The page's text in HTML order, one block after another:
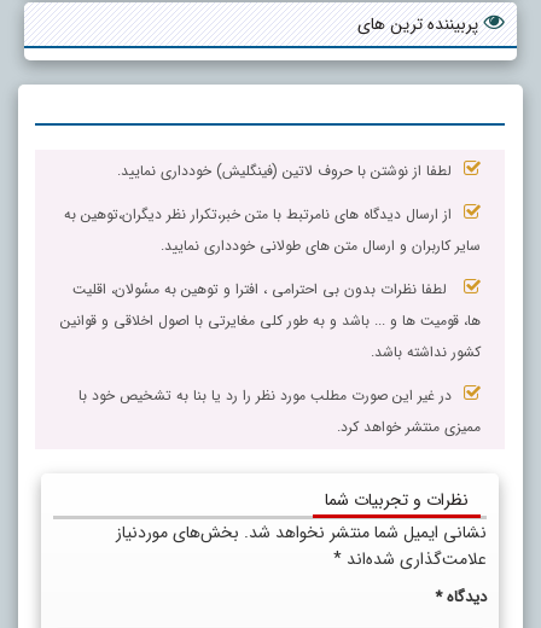
پربیننده ترین های
لطفا از نوشتن با حروف لاتین (فینگلیش) خودداری نمایید.
از ارسال دیدگاه های نامرتبط با متن خبر،تکرار نظر دیگران،توهین به
سایر کاربران و ارسال متن های طولانی خودداری نمایید.
لطفا نظرات بدون بی احترامی ، افترا و توهین به مسٔولان، اقلیت
ها، قومیت ها و ... باشد و به طور کلی مغایرتی با اصول اخلاقی و قوانین
کشور نداشته باشد.
در غیر این صورت مطلب مورد نظر را رد یا بنا به تشخیص خود با
ممیزی منتشر خواهد کرد.
نظرات و تجربیات شما
نشانی ایمیل شما منتشر نخواهد شد. بخش‌های موردنیاز
علامت‌گذاری شده‌اند *
دیدگاه*